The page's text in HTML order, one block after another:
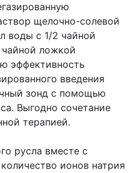
щелочно-солевой
воды с 1/2 чайной
ложкой
эффективность
введения
зонд с помощью
Выгодно сочетание
терапией.
русла вместе с
ионов натрия